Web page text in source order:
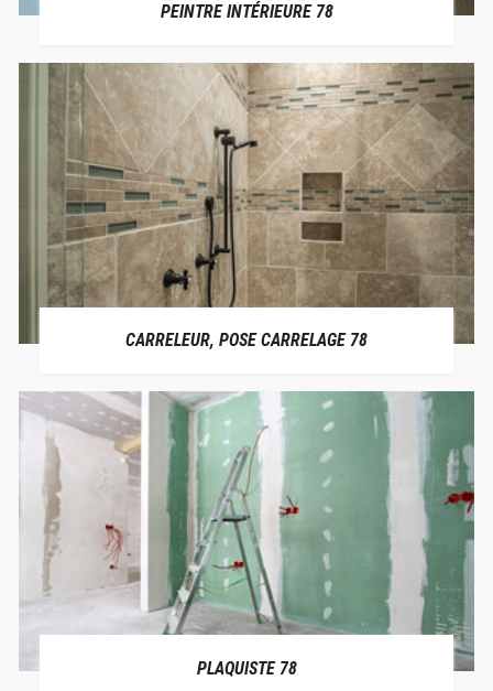
PEINTRE INTÉRIEURE 78
CARRELEUR, POSE CARRELAGE 78
PLAQUISTE 78